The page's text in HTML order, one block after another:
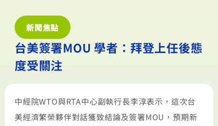
新聞焦點
台美簽署MOU 學者：拜登上任後態
度受關注
中經院WTO與RTA中心副執行長李淳表示，這次台
美經濟繁榮夥伴對話獲致結論及簽署MOU，預期新